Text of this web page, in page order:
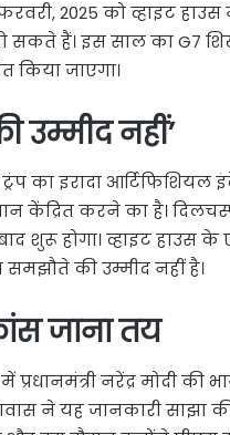
2025 को व्हाइट हाउस
सकते हैं। इस साल का G7
जाएगा।
उम्मीद नहीं’
ट्रंप का इरादा
केंद्रित करने का है।
शुरू होगा। व्हाइट हाउस
समझौते की उम्मीद नहीं है।
जाना तय
नरेंद्र मोदी की
ने यह जानकारी साझा